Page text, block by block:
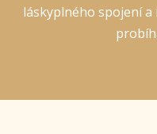
láskyplného spojení